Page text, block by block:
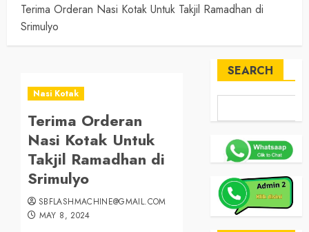
Terima Orderan Nasi Kotak Untuk Takjil Ramadhan di
Srimulyo
Nasi Kotak
Terima Orderan
Nasi Kotak Untuk
Takjil Ramadhan di
Srimulyo
SBFLASHMACHINE@GMAIL.COM
MAY 8, 2024
SEARCH